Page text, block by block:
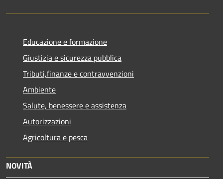
Educazione e formazione
Giustizia e sicurezza pubblica
Tributi,finanze e contravvenzioni
Ambiente
Salute, benessere e assistenza
Autorizzazioni
Agricoltura e pesca
NOVITÀ